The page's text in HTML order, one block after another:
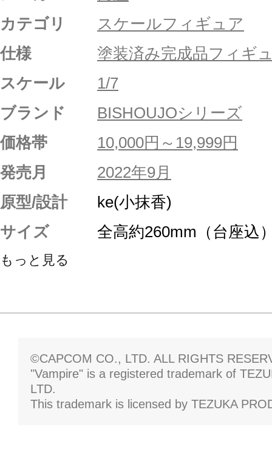
カテゴリ
スケールフィギュア
仕様
塗装済み完成品フィギ
スケール
1/7
ブランド
BISHOUJOシリーズ
価格帯
10,000円～19,999円
発売月
2022年9月
原型/設計
ke(小抹香)
サイズ
全高約260mm（台座込
もっと見る
©CAPCOM CO., LTD. ALL RIGHTS
"Vampire" is a registered trademark of
LTD.
This trademark is licensed by TEZUKA